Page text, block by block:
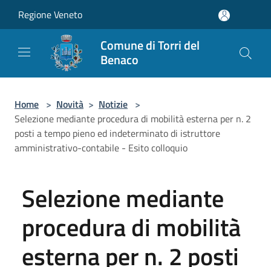
Regione Veneto
Comune di Torri del
Benaco
Home > Novità > Notizie >
Selezione mediante procedura di mobilità esterna per n. 2
posti a tempo pieno ed indeterminato di istruttore
amministrativo-contabile - Esito colloquio
Selezione mediante
procedura di mobilità
esterna per n. 2 posti